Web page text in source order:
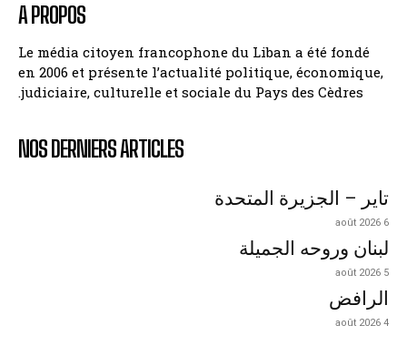
A PROPOS
Le média citoyen francophone du Liban a été fondé
en 2006 et présente l’actualité politique, économique,
judiciaire, culturelle et sociale du Pays des Cèdres.
NOS DERNIERS ARTICLES
تاير – الجزيرة المتحدة
6 août 2026
لبنان وروحه الجميلة
5 août 2026
الرافض
4 août 2026